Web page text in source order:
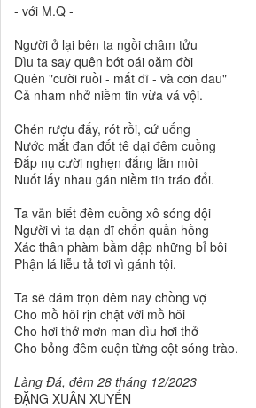
- với M.Q -
Người ở lại bên ta ngồi châm tửu
Dìu ta say quên bớt oái oăm đời
Quên "cười ruồi - mắt đĩ - và cơn đau"
Cả nham nhở niềm tin vừa vá vội.
Chén rượu đấy, rót rồi, cứ uống
Nước mắt đan đốt tê dại đêm cuồng
Đắp nụ cười nghẹn đắng lằn môi
Nuốt lấy nhau gán niềm tin tráo đổi.
Ta vẫn biết đêm cuồng xô sóng dội
Người vì ta dạn dĩ chốn quần hồng
Xác thân phàm bầm dập những bỉ bôi
Phận lá liễu tả tơi vì gánh tội.
Ta sẽ dám trọn đêm nay chồng vợ
Cho mồ hôi rịn chặt với mồ hôi
Cho hơi thở mơn man dìu hơi thở
Cho bỏng đêm cuộn từng cột sóng trào.
Làng Đá, đêm 28 tháng 12/2023
ĐẶNG XUÂN XUYẾN